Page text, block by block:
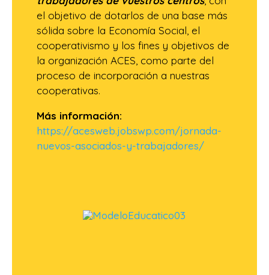
el objetivo de dotarlos de una base más
sólida sobre la Economía Social, el
cooperativismo y los fines y objetivos de
la organización ACES, como parte del
proceso de incorporación a nuestras
cooperativas.
Más información:
https://acesweb.jobswp.com/jornada-
nuevos-asociados-y-trabajadores/